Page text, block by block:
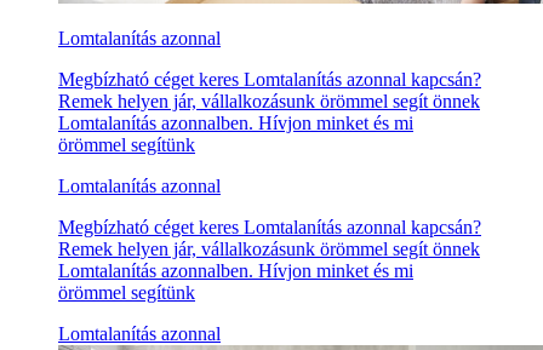
Lomtalanítás azonnal
Megbízható céget keres Lomtalanítás azonnal kapcsán?
Remek helyen jár, vállalkozásunk örömmel segít önnek
Lomtalanítás azonnalben. Hívjon minket és mi
örömmel segítünk
Lomtalanítás azonnal
Megbízható céget keres Lomtalanítás azonnal kapcsán?
Remek helyen jár, vállalkozásunk örömmel segít önnek
Lomtalanítás azonnalben. Hívjon minket és mi
örömmel segítünk
Lomtalanítás azonnal